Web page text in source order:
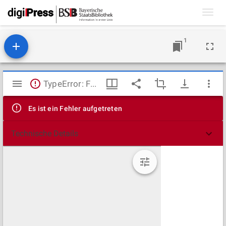
1
Mirador
Viewer
TypeError: Failed to fetch
Es ist ein Fehler aufgetreten
Technische Details